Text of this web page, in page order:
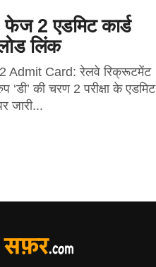
2 एडमिट कार्ड
लिंक
Admit Card: रेलवे रिक्रूटमेंट
‘डी’ की चरण 2 परीक्षा के एडमिट
जारी...